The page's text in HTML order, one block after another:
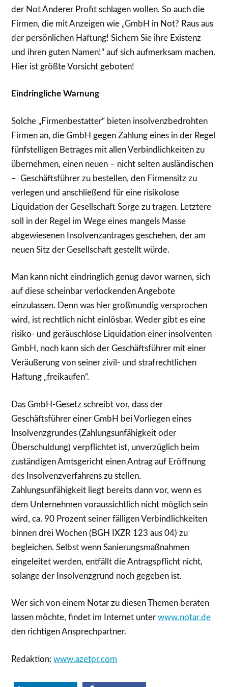
der Not Anderer Profit schlagen wollen. So auch die
Firmen, die mit Anzeigen wie „GmbH in Not? Raus aus
der persönlichen Haftung! Sichern Sie ihre Existenz
und ihren guten Namen!“ auf sich aufmerksam machen.
Hier ist größte Vorsicht geboten!
Eindringliche Warnung
Solche „Firmenbestatter“ bieten insolvenzbedrohten
Firmen an, die GmbH gegen Zahlung eines in der Regel
fünfstelligen Betrages mit allen Verbindlichkeiten zu
übernehmen, einen neuen – nicht selten ausländischen
– Geschäftsführer zu bestellen, den Firmensitz zu
verlegen und anschließend für eine risikolose
Liquidation der Gesellschaft Sorge zu tragen. Letztere
soll in der Regel im Wege eines mangels Masse
abgewiesenen Insolvenzantrages geschehen, der am
neuen Sitz der Gesellschaft gestellt würde.
Man kann nicht eindringlich genug davor warnen, sich
auf diese scheinbar verlockenden Angebote
einzulassen. Denn was hier großmundig versprochen
wird, ist rechtlich nicht einlösbar. Weder gibt es eine
risiko- und geräuschlose Liquidation einer insolventen
GmbH, noch kann sich der Geschäftsführer mit einer
Veräußerung von seiner zivil- und strafrechtlichen
Haftung „freikaufen“.
Das GmbH-Gesetz schreibt vor, dass der
Geschäftsführer einer GmbH bei Vorliegen eines
Insolvenzgrundes (Zahlungsunfähigkeit oder
Überschuldung) verpflichtet ist, unverzüglich beim
zuständigen Amtsgericht einen Antrag auf Eröffnung
des Insolvenzverfahrens zu stellen.
Zahlungsunfähigkeit liegt bereits dann vor, wenn es
dem Unternehmen voraussichtlich nicht möglich sein
wird, ca. 90 Prozent seiner fälligen Verbindlichkeiten
binnen drei Wochen (BGH IXZR 123 aus 04) zu
begleichen. Selbst wenn Sanierungsmaßnahmen
eingeleitet werden, entfällt die Antragspflicht nicht,
solange der Insolvenzgrund noch gegeben ist.
Wer sich von einem Notar zu diesen Themen beraten
lassen möchte, findet im Internet unterwww.notar.de
den richtigen Ansprechpartner.
Redaktion:www.azetpr.com